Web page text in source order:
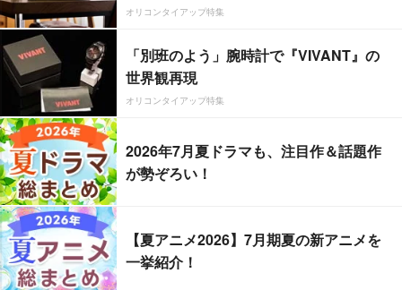
オリコンタイアップ特集
「別班のよう」腕時計で『VIVANT』の
世界観再現
オリコンタイアップ特集
2026年7月夏ドラマも、注目作＆話題作
が勢ぞろい！
【夏アニメ2026】7月期夏の新アニメを
一挙紹介！